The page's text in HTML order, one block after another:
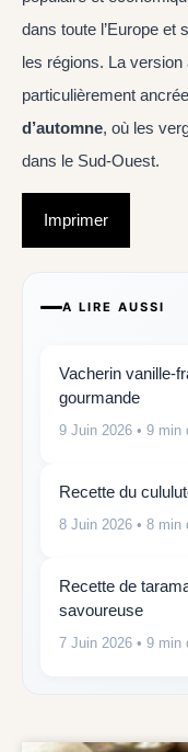
dans toute l’Europe et
les régions. La
particulièrement
d’automne, où les
dans le Sud-Ouest.
Imprimer
A LIRE AUSSI
Vacherin vanille-
gourmande
9 Juin 2026 • 9 min
Recette du
8 Juin 2026 • 8 min
Recette de
savoureuse
7 Juin 2026 • 9 min